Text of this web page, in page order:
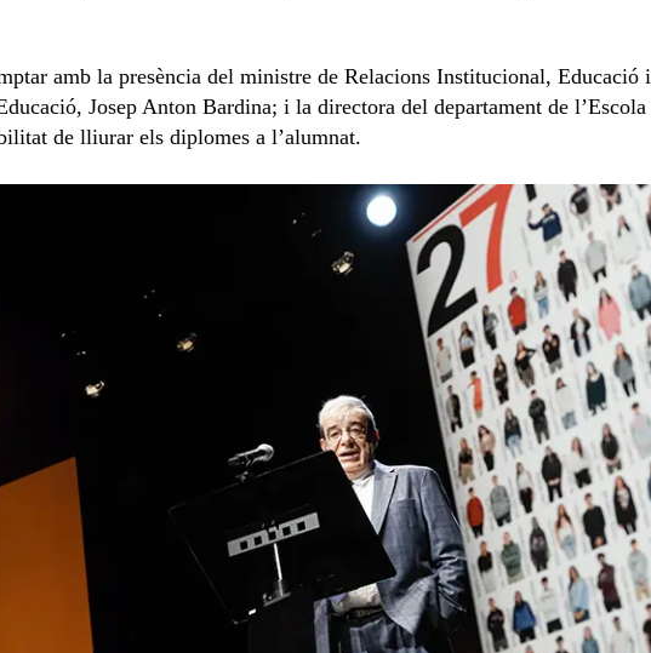
amb la presència del ministre de Relacions Institucional, Educació i
Josep Anton Bardina; i la directora del departament de l’Escola
de lliurar els diplomes a l’alumnat.